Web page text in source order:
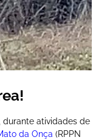
durante atividades de
da Onça (RPPN